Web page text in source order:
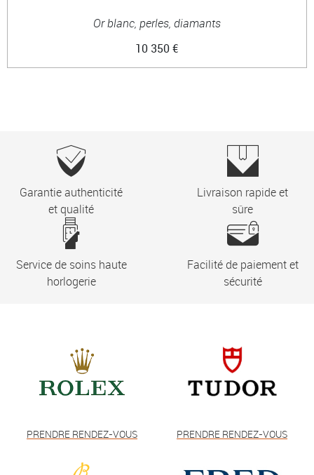
Or blanc, perles, diamants
10 350 €
Garantie authenticité
et qualité
Livraison rapide et
sûre
Service de soins haute
horlogerie
Facilité de paiement et
sécurité
PRENDRE RENDEZ-VOUS PRENDRE RENDEZ-VOUS